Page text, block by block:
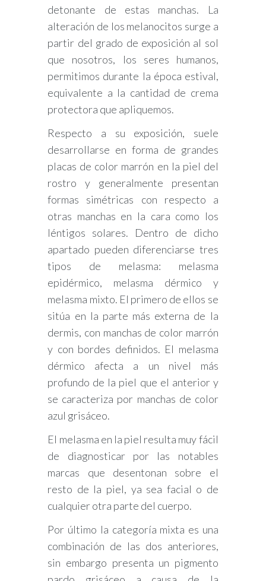
detonante de estas manchas. La
alteración de los melanocitos surge a
partir del grado de exposición al sol
que nosotros, los seres humanos,
permitimos durante la época estival,
equivalente a la cantidad de crema
protectora que apliquemos.
Respecto a su exposición, suele
desarrollarse en forma de grandes
placas de color marrón en la piel del
rostro y generalmente presentan
formas simétricas con respecto a
otras manchas en la cara como los
léntigos solares. Dentro de dicho
apartado pueden diferenciarse tres
tipos de melasma: melasma
epidérmico, melasma dérmico y
melasma mixto. El primero de ellos se
sitúa en la parte más externa de la
dermis, con manchas de color marrón
y con bordes definidos. El melasma
dérmico afecta a un nivel más
profundo de la piel que el anterior y
se caracteriza por manchas de color
azul grisáceo.
El melasma en la piel resulta muy fácil
de diagnosticar por las notables
marcas que desentonan sobre el
resto de la piel, ya sea facial o de
cualquier otra parte del cuerpo.
Por último la categoría mixta es una
combinación de las dos anteriores,
sin embargo presenta un pigmento